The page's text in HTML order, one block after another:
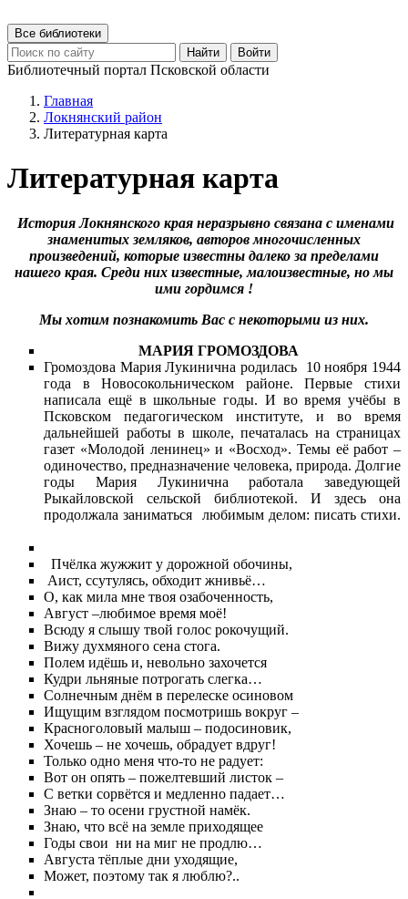
Все библиотеки
Найти
Войти
Библиотечный портал Псковской области
Главная
Локнянский район
Литературная карта
Литературная карта
История Локнянского края неразрывно связана с именами
знаменитых земляков, авторов многочисленных
произведений, которые известны далеко за пределами
нашего края. Среди них известные, малоизвестные, но мы
ими гордимся !
Мы хотим познакомить Вас с некоторыми из них.
МАРИЯ ГРОМОЗДОВА
Громоздова Мария Лукинична родилась 10 ноября 1944
года в Новосокольническом районе. Первые стихи
написала ещё в школьные годы. И во время учёбы в
Псковском педагогическом институте, и во время
дальнейшей работы в школе, печаталась на страницах
газет «Молодой ленинец» и «Восход». Темы её работ –
одиночество, предназначение человека, природа. Долгие
годы Мария Лукинична работала заведующей
Рыкайловской сельской библиотекой. И здесь она
продолжала заниматься любимым делом: писать стихи.
Пчёлка жужжит у дорожной обочины,
Аист, ссутулясь, обходит жнивьё…
О, как мила мне твоя озабоченность,
Август –любимое время моё!
Всюду я слышу твой голос рокочущий.
Вижу духмяного сена стога.
Полем идёшь и, невольно захочется
Кудри льняные потрогать слегка…
Солнечным днём в перелеске осиновом
Ищущим взглядом посмотришь вокруг –
Красноголовый малыш – подосиновик,
Хочешь – не хочешь, обрадует вдруг!
Только одно меня что-то не радует:
Вот он опять – пожелтевший листок –
С ветки сорвётся и медленно падает…
Знаю – то осени грустной намёк.
Знаю, что всё на земле приходящее
Годы свои ни на миг не продлю…
Августа тёплые дни уходящие,
Может, поэтому так я люблю?..